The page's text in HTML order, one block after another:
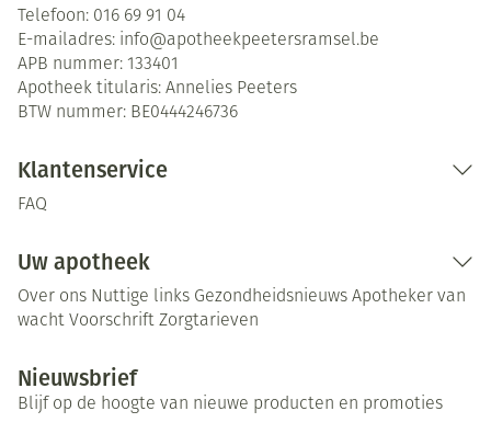
Telefoon: 016 69 91 04
E-mailadres: info@apotheekpeetersramsel.be
APB nummer: 133401
Apotheek titularis: Annelies Peeters
BTW nummer: BE0444246736
Klantenservice
FAQ
Uw apotheek
Over ons Nuttige links Gezondheidsnieuws Apotheker van
wacht Voorschrift Zorgtarieven
Nieuwsbrief
Blijf op de hoogte van nieuwe producten en promoties